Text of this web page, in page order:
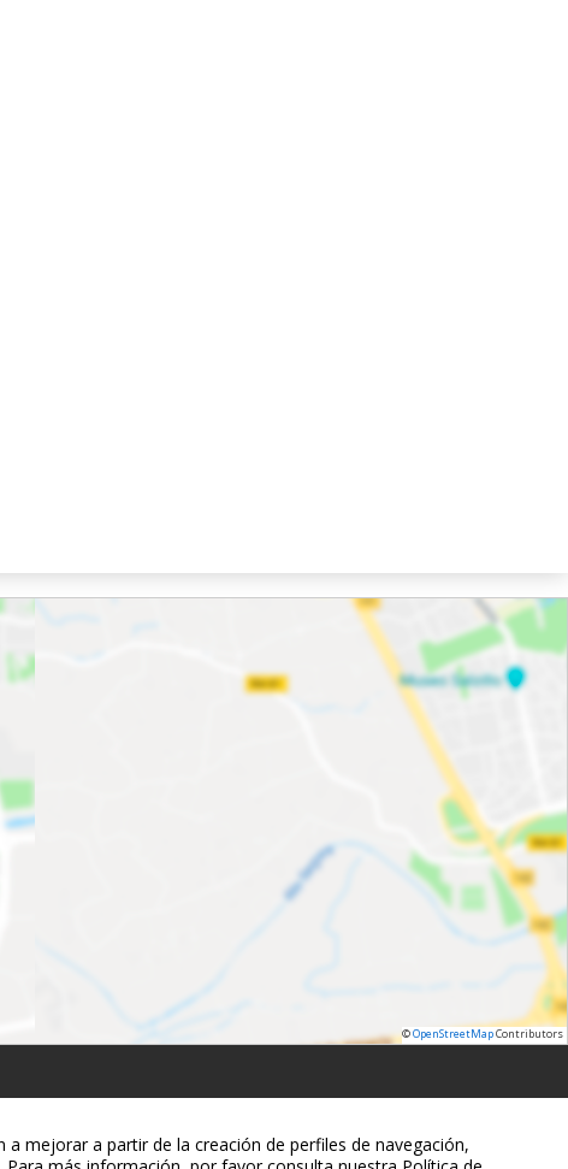
mejorar a partir de la creación de perfiles de navegación,
©OpenStreetMapContributors